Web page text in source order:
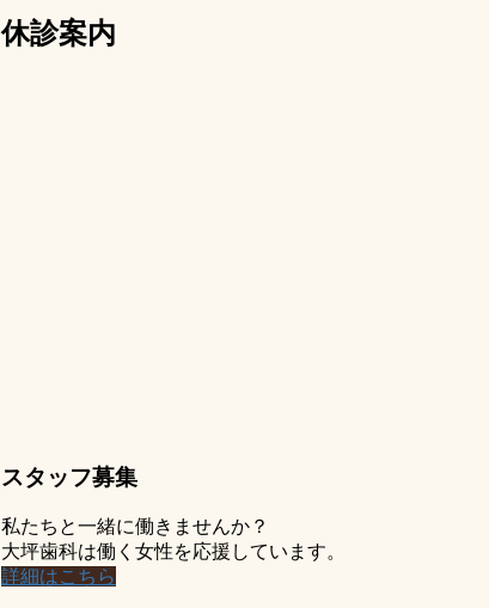
休診案内
スタッフ募集
私たちと一緒に働きませんか？
大坪歯科は働く女性を応援しています。
詳細はこちら